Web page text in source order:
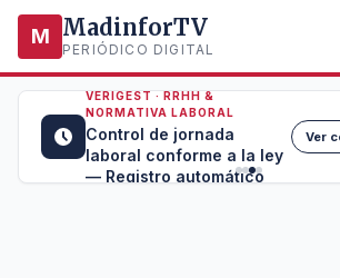
M MadinforTV
PERIÓDICO DIGITAL
VERIGEST · RRHH &
NORMATIVA LABORAL
Control de jornada
laboral conforme a la ley
— Registro automático
Ver